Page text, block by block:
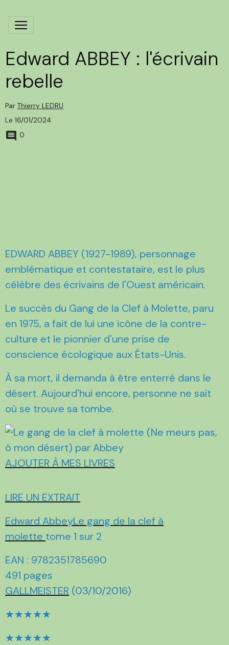
Edward ABBEY : l'écrivain
rebelle
Par Thierry LEDRU
Le 16/01/2024
0
EDWARD ABBEY (1927-1989), personnage
emblématique et contestataire, est le plus
célèbre des écrivains de l'Ouest américain.
Le succès du Gang de la Clef à Molette, paru
en 1975, a fait de lui une icône de la contre-
culture et le pionnier d'une prise de
conscience écologique aux États-Unis.
À sa mort, il demanda à être enterré dans le
désert. Aujourd'hui encore, personne ne sait
où se trouve sa tombe.
AJOUTER À MES LIVRES
LIRE UN EXTRAIT
Edward AbbeyLe gang de la clef à
molette tome 1 sur 2
EAN : 9782351785690
491 pages
GALLMEISTER (03/10/2016)
★★★★★
★★★★★